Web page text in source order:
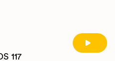
117